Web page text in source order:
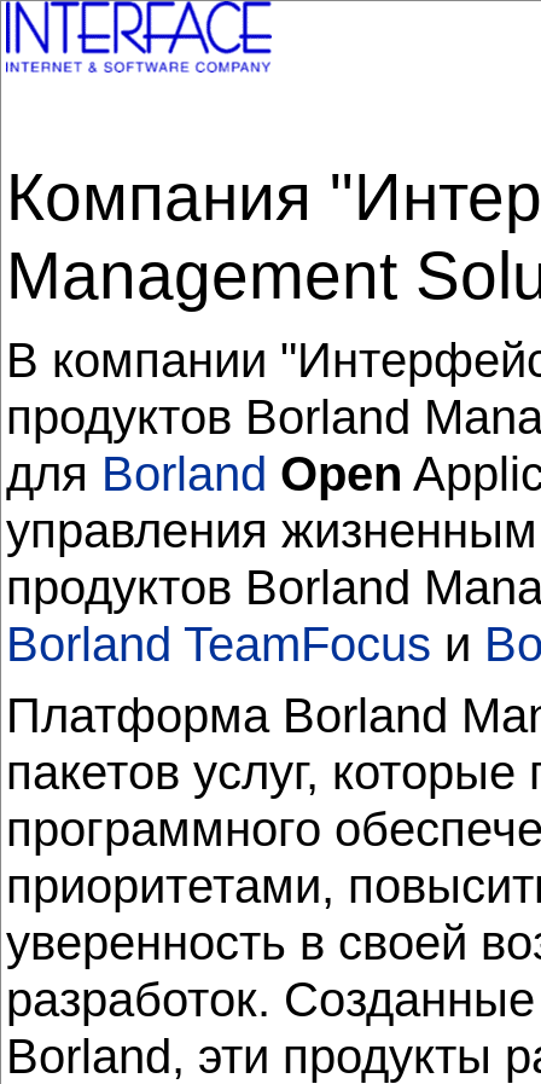
Компания
Management
В компании
продуктов Borland
для Borland Open
управления
продуктов Borland
Borland TeamFocus и
Платформа Borland
пакетов услуг,
программного
приоритетами,
уверенность в своей
разработок.
Borland, эти продукты